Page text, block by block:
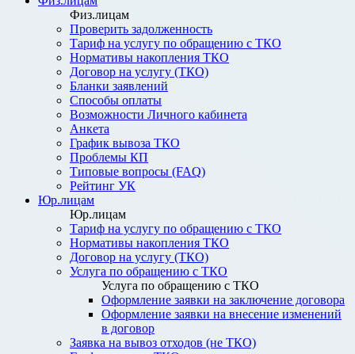
Физ.лицам
Проверить задолженность
Тариф на услугу по обращению с ТКО
Нормативы накопления ТКО
Договор на услугу (ТКО)
Бланки заявлений
Способы оплаты
Возможности Личного кабинета
Анкета
График вывоза ТКО
Проблемы КП
Типовые вопросы (FAQ)
Рейтинг УК
Юр.лицам
Юр.лицам
Тариф на услугу по обращению с ТКО
Нормативы накопления ТКО
Договор на услугу (ТКО)
Услуга по обращению с ТКО
Услуга по обращению с ТКО
Оформление заявки на заключение договора
Оформление заявки на внесение изменений
в договор
Заявка на вывоз отходов (не ТКО)